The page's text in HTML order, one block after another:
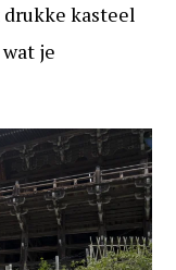
kasteel
je